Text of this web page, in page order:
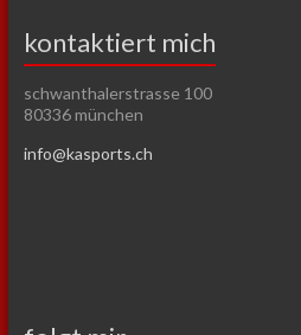
kontaktiert mich
schwanthalerstrasse 100
80336 münchen
info@kasports.ch